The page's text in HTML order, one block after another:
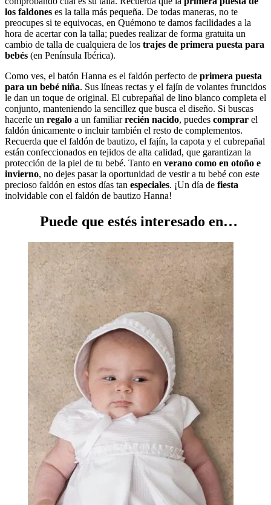
los faldones es la talla más pequeña. De todas maneras, no te
preocupes si te equivocas, en Quémono te damos facilidades a la
hora de acertar con la talla; puedes realizar de forma gratuita un
cambio de talla de cualquiera de los trajes de primera puesta para
bebés (en Península Ibérica).
Como ves, el batón Hanna es el faldón perfecto de primera puesta
para un bebé niña. Sus líneas rectas y el fajín de volantes fruncidos
le dan un toque de original. El cubrepañal de lino blanco completa el
conjunto, manteniendo la sencillez que busca el diseño. Si buscas
hacerle un regalo a un familiarrecién nacido, puedes comprar el
faldón únicamente o incluir también el resto de complementos.
Recuerda que el faldón de bautizo, el fajín, la capota y el cubrepañal
están confeccionados en tejidos de alta calidad, que garantizan la
protección de la piel de tu bebé. Tanto en verano como en otoño e
invierno, no dejes pasar la oportunidad de vestir a tu bebé con este
precioso faldón en estos días tan especiales. ¡Un día de fiesta
inolvidable con el faldón de bautizo Hanna!
Puede que estés interesado en…